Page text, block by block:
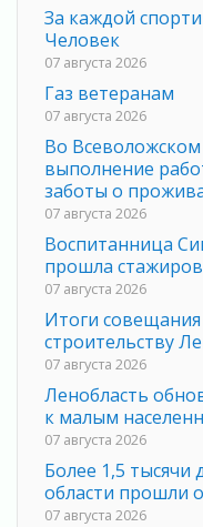
За каждой
Человек
07 августа 2026
Газ ветеранам
07 августа 2026
Во
выполнение
заботы о
07 августа 2026
Воспитанница
прошла
07 августа 2026
Итоги
строительству
07 августа 2026
Ленобласть
к малым
07 августа 2026
Более 1,5 тысячи
области прошли
07 августа 2026